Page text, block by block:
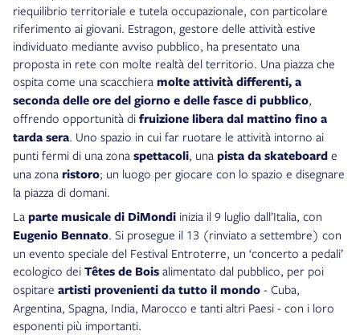
riequilibrio territoriale e tutela occupazionale, con particolare
riferimento ai giovani. Estragon, gestore delle attività estive
individuato mediante avviso pubblico, ha presentato una
proposta in rete con molte realtà del territorio. Una piazza che
ospita come una scacchiera molte attività differenti, a
seconda delle ore del giorno e delle fasce di pubblico,
offrendo opportunità di fruizione libera dal mattino fino a
tarda sera. Uno spazio in cui far ruotare le attività intorno ai
punti fermi di una zona spettacoli, una pista da skateboard e
una zona ristoro; un luogo per giocare con lo spazio e disegnare
la piazza di domani.
La parte musicale di DiMondi inizia il 9 luglio dall’Italia, con
Eugenio Bennato. Si prosegue il 13 (rinviato a settembre) con
un evento speciale del Festival Entroterre, un ‘concerto a pedali’
ecologico dei Têtes de Bois alimentato dal pubblico, per poi
ospitare artisti provenienti da tutto il mondo - Cuba,
Argentina, Spagna, India, Marocco e tanti altri Paesi - con i loro
esponenti più importanti.